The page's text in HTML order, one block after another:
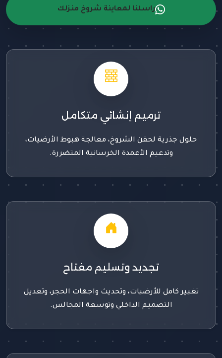
راسلنا لمعاينة شروخ منزلك
ترميم إنشائي متكامل
حلول جذرية لحقن الشروخ، معالجة هبوط الأرضيات،
وتدعيم الأعمدة الخرسانية المتضررة.
تجديد وتسليم مفتاح
تغيير كامل للأرضيات، وتحديث واجهات الحجر، وتعديل
التصميم الداخلي وتوسعة المجالس.